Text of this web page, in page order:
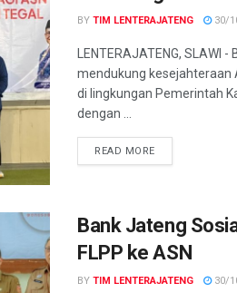
BY TIM LENTERAJATENG 30/
LENTERAJATENG, SLAWI
mendukung kesejahteraan
di lingkungan Pemerintah
dengan ...
READ MOREDETAILS
Bank Jateng
FLPP ke ASN
BY TIM LENTERAJATENG 30/